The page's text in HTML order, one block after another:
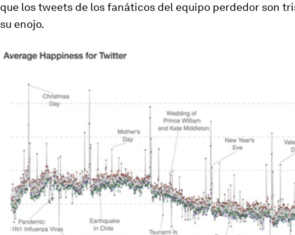
que los tweets de los fanáticos del equipo perdedor son
su enojo.